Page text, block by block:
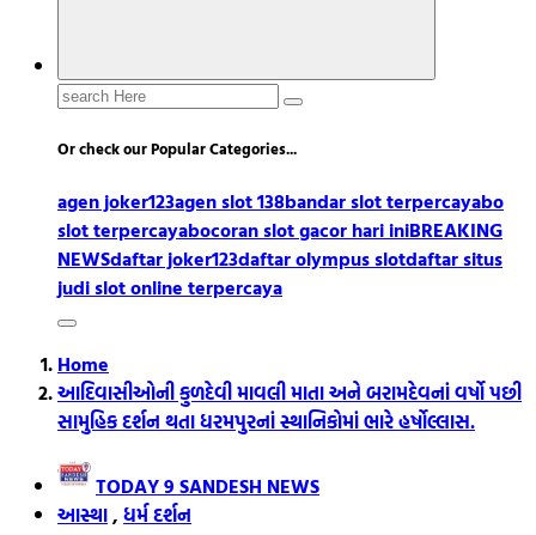
Search
Or check our Popular Categories...
agen joker123agen slot 138bandar slot terpercayabo
slot terpercayabocoran slot gacor hari iniBREAKING
NEWSdaftar joker123daftar olympus slotdaftar situs
judi slot online terpercaya
Home
આદિવાસીઓની કુળદેવી માવલી માતા અને બરામદેવનાં વર્ષો પછી
સામુહિક દર્શન થતા ધરમપુરનાં સ્થાનિકોમાં ભારે હર્ષોલ્લાસ.
TODAY 9 SANDESH NEWS
આસ્થા, ધર્મ દર્શન